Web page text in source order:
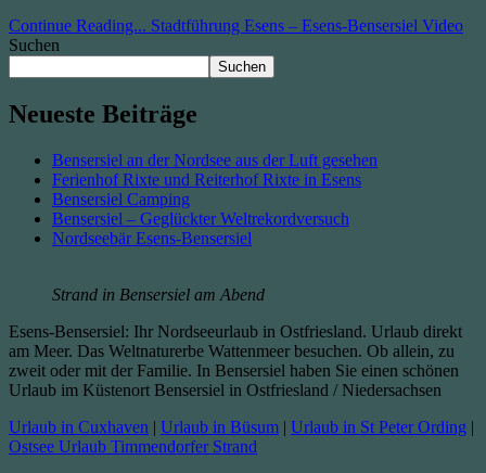
Continue Reading... Stadtführung Esens – Esens-Bensersiel Video
Suchen
Suchen
Neueste Beiträge
Bensersiel an der Nordsee aus der Luft gesehen
Ferienhof Rixte und Reiterhof Rixte in Esens
Bensersiel Camping
Bensersiel – Geglückter Weltrekordversuch
Nordseebär Esens-Bensersiel
Strand in Bensersiel am Abend
Esens-Bensersiel: Ihr Nordseeurlaub in Ostfriesland. Urlaub direkt
am Meer. Das Weltnaturerbe Wattenmeer besuchen. Ob allein, zu
zweit oder mit der Familie. In Bensersiel haben Sie einen schönen
Urlaub im Küstenort Bensersiel in Ostfriesland / Niedersachsen
Urlaub in Cuxhaven | Urlaub in Büsum | Urlaub in St Peter Ording |
Ostsee Urlaub Timmendorfer Strand